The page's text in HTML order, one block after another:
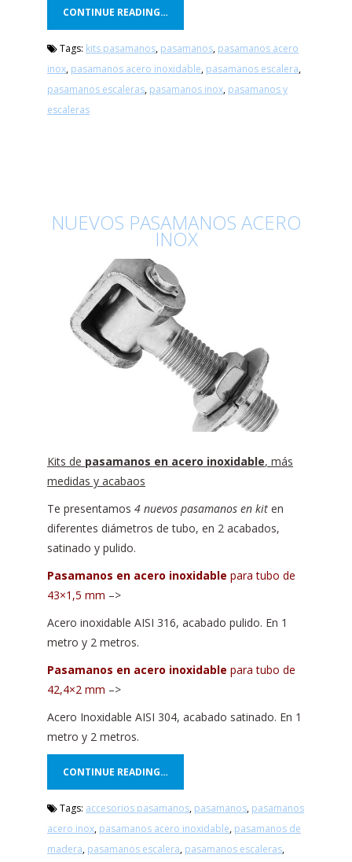
CONTINUE READING…
Tags: kits pasamanos, pasamanos, pasamanos acero
inox, pasamanos acero inoxidable, pasamanos escalera,
pasamanos escaleras, pasamanos inox, pasamanos y
escaleras
NUEVOS PASAMANOS ACERO
INOX
Kits de pasamanos en acero inoxidable, más
medidas y acabaos
Te presentamos 4 nuevos pasamanos en kit en
diferentes diámetros de tubo, en 2 acabados,
satinado y pulido.
Pasamanos en acero inoxidable para tubo de
43×1,5 mm –>
Acero inoxidable AISI 316, acabado pulido. En 1
metro y 2 metros.
Pasamanos en acero inoxidable para tubo de
42,4×2 mm –>
Acero Inoxidable AISI 304, acabado satinado. En 1
metro y 2 metros.
CONTINUE READING…
Tags: accesorios pasamanos, pasamanos, pasamanos
acero inox, pasamanos acero inoxidable, pasamanos de
madera, pasamanos escalera, pasamanos escaleras,